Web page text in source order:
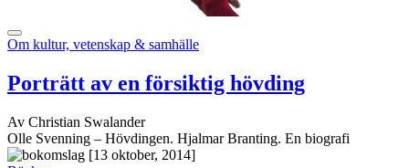
Om kultur, vetenskap & samhälle
Porträtt av en försiktig hövding
Av Christian Swalander
Olle Svenning – Hövdingen. Hjalmar Branting. En biografi
[13 oktober, 2014]